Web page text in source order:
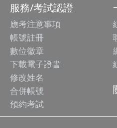
服務/考試認證
應考注意事項
帳號註冊
數位徽章
下載電子證書
修改姓名
合併帳號
預約考試